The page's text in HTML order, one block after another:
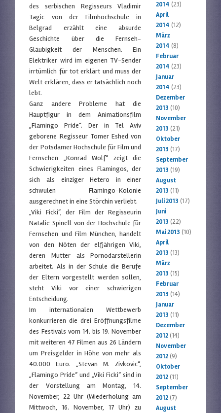
des serbischen Regisseurs Vladimir
Tagic von der Filmhochschule in
Belgrad erzählt eine absurde
Geschichte über die Fernseh-
Gläubigkeit der Menschen. Ein
Elektriker wird im eigenen TV-Sender
irrtümlich für tot erklärt und muss der
Welt erklären, dass er tatsächlich noch
lebt.
Ganz andere Probleme hat die
Hauptfigur in dem Animationsfilm
„Flamingo Pride“. Der in Tel Aviv
geborene Regisseur Tomer Eshed von
der Potsdamer Hochschule für Film und
Fernsehen „Konrad Wolf“ zeigt die
Schwierigkeiten eines Flamingos, der
sich als einziger Hetero in einer
schwulen Flamingo-Kolonie
ausgerechnet in eine Störchin verliebt.
„Viki Ficki“, der Film der Regisseurin
Natalie Spinell von der Hochschule für
Fernsehen und Film München, handelt
von den Nöten der elfjährigen Viki,
deren Mutter als Pornodarstellerin
arbeitet. Als in der Schule die Berufe
der Eltern vorgestellt werden sollen,
steht Viki vor einer schwierigen
Entscheidung.
Im internationalen Wettbewerb
konkurrieren die drei Eröffnungsfilme
des Festivals vom 14. bis 19. November
mit weiteren 47 Filmen aus 26 Ländern
um Preisgelder in Höhe von mehr als
40.000 Euro. „Stevan M. Zivkovic“,
„Flamingo Pride“ und „Viki Ficki“ sind in
der Vorstellung am Montag, 14.
November, 22 Uhr (Wiederholung am
Mittwoch, 16. November, 17 Uhr) zu
2014 (23)
April
2014 (12)
März
2014 (8)
Februar
2014 (23)
Januar
2014 (23)
Dezember
2013 (10)
November
2013 (21)
Oktober
2013 (17)
September
2013 (19)
August
2013 (11)
Juli 2013 (17)
Juni
2013 (22)
Mai 2013 (10)
April
2013 (13)
März
2013 (15)
Februar
2013 (14)
Januar
2013 (11)
Dezember
2012(14)
November
2012(9)
Oktober
2012(11)
September
2012(7)
August